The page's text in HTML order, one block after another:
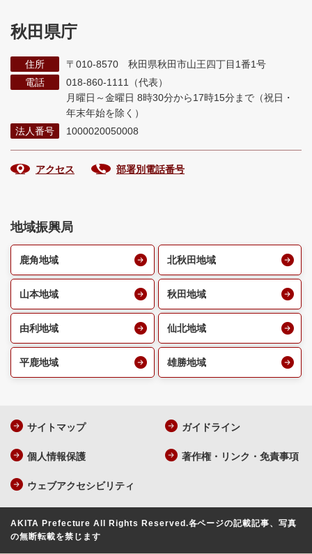
秋田県庁
住所
〒010-8570 秋田県秋田市山王四丁目1番1号
電話
018-860-1111（代表）
月曜日～金曜日 8時30分から17時15分まで （祝日・
年末年始を除く）
法人番号
1000020050008
アクセス 部署別電話番号
地域振興局
鹿角地域 北秋田地域
山本地域 秋田地域
由利地域 仙北地域
平鹿地域 雄勝地域
サイトマップ ガイドライン
個人情報保護 著作権・リンク・免責事項
ウェブアクセシビリティ
AKITA Prefecture All Rights Reserved.各ページの記載記事、写真
の無断転載を禁じます